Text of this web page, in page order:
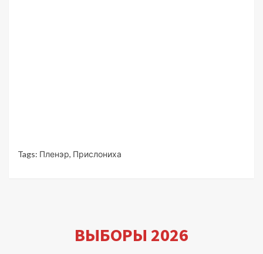
Tags: Пленэр, Прислониха
ВЫБОРЫ 2026